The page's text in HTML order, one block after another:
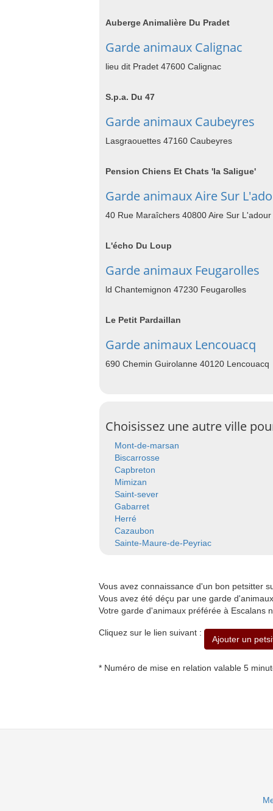
Auberge Animalière Du Pradet
Garde animaux Calignac
lieu dit Pradet 47600 Calignac
S.p.a. Du 47
Garde animaux Caubeyres
Lasgraouettes 47160 Caubeyres
Pension Chiens Et Chats 'la Saligue'
Garde animaux Aire Sur
40 Rue Maraîchers 40800 Aire Sur L'adour
L'écho Du Loup
Garde animaux Feugarolles
ld Chantemignon 47230 Feugarolles
Le Petit Pardaillan
Garde animaux Lencouacq
690 Chemin Guirolanne 40120 Lencouacq
Choisissez une autre ville
Mont-de-marsan
Biscarrosse
Capbreton
Mimizan
Saint-sever
Gabarret
Herré
Cazaubon
Sainte-Maure-de-Peyriac
Vous avez connaissance d'un bon petsitter
Vous avez été déçu par une garde
Votre garde d'animaux préférée à Escalans
Cliquez sur le lien suivant :
Ajouter un
* Numéro de mise en relation valable 5